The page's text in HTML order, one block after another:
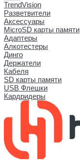
TrendVision
Разветвители
Аксессуары
MicroSD карты памяти
Адаптеры
Алкотестеры
Динго
Держатели
Кабеля
SD карты памяти
USB Флешки
Кардридеры